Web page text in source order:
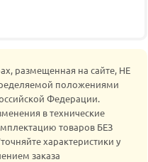
размещенная на сайте, НЕ
положениями
Федерации.
в технические
товаров БЕЗ
характеристики у
заказа